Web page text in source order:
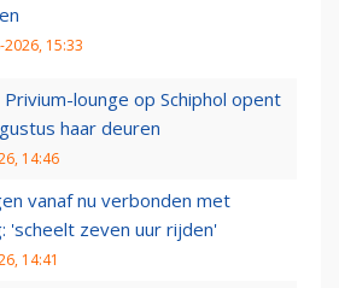
2026, 15:33
lounge op Schiphol opent
haar deuren
14:46
vanaf nu verbonden met
'scheelt zeven uur rijden'
14:41